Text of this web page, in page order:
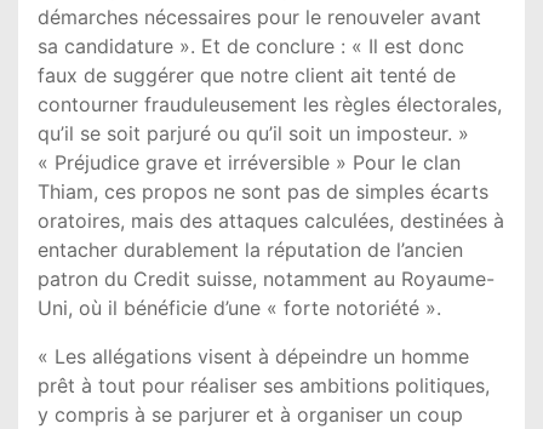
démarches nécessaires pour le renouveler avant
sa candidature ». Et de conclure : « Il est donc
faux de suggérer que notre client ait tenté de
contourner frauduleusement les règles électorales,
qu’il se soit parjuré ou qu’il soit un imposteur. »
« Préjudice grave et irréversible » Pour le clan
Thiam, ces propos ne sont pas de simples écarts
oratoires, mais des attaques calculées, destinées à
entacher durablement la réputation de l’ancien
patron du Credit suisse, notamment au Royaume-
Uni, où il bénéficie d’une « forte notoriété ».
« Les allégations visent à dépeindre un homme
prêt à tout pour réaliser ses ambitions politiques,
y compris à se parjurer et à organiser un coup